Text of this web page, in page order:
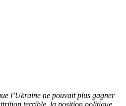
l’Ukraine ne pouvait plus gagner
terrible, la position politique